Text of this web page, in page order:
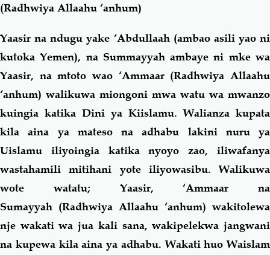
Fiqh-Ibaadah Duaa-Adhkaar
Fataawa Za Ulamaa Kauli Za Salaf
Akhlaaq-Aadaab Raqaaiq
Familia-Jamii Maswali-Majibu
Vitabu
Mapishi
(Radhwiya Allaahu ‘anhum)
Yaasir na ndugu yake ‘Abdullaah (ambao asili yao ni
kutoka Yemen), na Summayyah ambaye ni mke wa
Yaasir, na mtoto wao ‘Ammaar (Radhwiya Allaahu
‘anhum) walikuwa miongoni mwa watu wa mwanzo
kuingia katika Dini ya Kiislamu. Walianza kupata
kila aina ya mateso na adhabu lakini nuru ya
Uislamu iliyoingia katika nyoyo zao, iliwafanya
wastahamili mitihani yote iliyowasibu. Walikuwa
wote watatu; Yaasir, ‘Ammaar na
Sumayyah (Radhwiya Allaahu ‘anhum) wakitolewa
nje wakati wa jua kali sana, wakipelekwa jangwani
na kupewa kila aina ya adhabu. Wakati huo Waislam